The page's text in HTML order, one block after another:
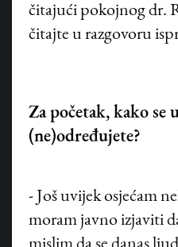
čitajući pokojnog dr.
čitajte u razgovoru
Za početak, kako
(ne)određujete?
- Još uvijek osjećam
moram javno izjaviti